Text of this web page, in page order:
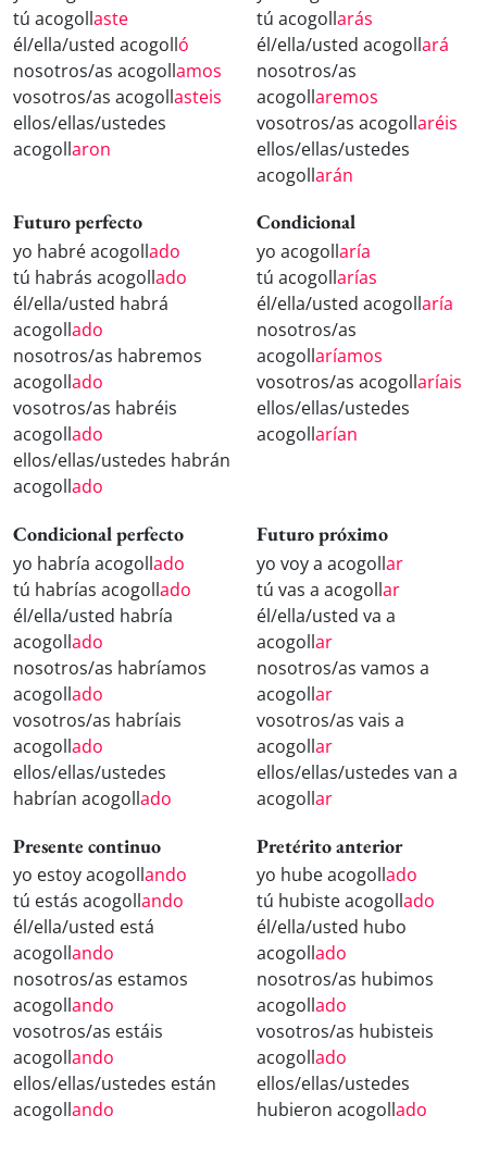
tú acogollaste
él/ella/usted acogolló
nosotros/as acogollamos
vosotros/as acogollasteis
ellos/ellas/ustedes
acogollaron
tú acogollarás
él/ella/usted acogollará
nosotros/as
acogollaremos
vosotros/as acogollaréis
ellos/ellas/ustedes
acogollarán
Futuro perfecto
yo habré acogollado
tú habrás acogollado
él/ella/usted habrá
acogollado
nosotros/as habremos
acogollado
vosotros/as habréis
acogollado
ellos/ellas/ustedes habrán
acogollado
Condicional
yo acogollaría
tú acogollarías
él/ella/usted acogollaría
nosotros/as
acogollaríamos
vosotros/as acogollaríais
ellos/ellas/ustedes
acogollarían
Condicional perfecto
yo habría acogollado
tú habrías acogollado
él/ella/usted habría
acogollado
nosotros/as habríamos
acogollado
vosotros/as habríais
acogollado
ellos/ellas/ustedes
habrían acogollado
Futuro próximo
yo voy a acogollar
tú vas a acogollar
él/ella/usted va a
acogollar
nosotros/as vamos a
acogollar
vosotros/as vais a
acogollar
ellos/ellas/ustedes van a
acogollar
Presente continuo
yo estoy acogollando
tú estás acogollando
él/ella/usted está
acogollando
nosotros/as estamos
acogollando
vosotros/as estáis
acogollando
ellos/ellas/ustedes están
acogollando
Pretérito anterior
yo hube acogollado
tú hubiste acogollado
él/ella/usted hubo
acogollado
nosotros/as hubimos
acogollado
vosotros/as hubisteis
acogollado
ellos/ellas/ustedes
hubieron acogollado